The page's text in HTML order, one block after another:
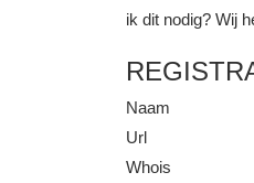
ik dit nodig? Wij
Naam
Url
Whois